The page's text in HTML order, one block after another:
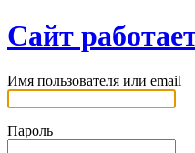
Сайт
Имя пользователя или email
Пароль